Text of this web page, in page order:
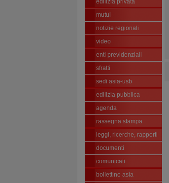
edilizia privata
mutui
notizie regionali
video
enti previdenziali
sfratti
sedi asia-usb
edilizia pubblica
agenda
rassegna stampa
leggi, ricerche, rapporti
documenti
comunicati
bollettino asia